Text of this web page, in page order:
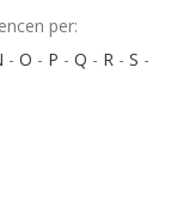
per:
- O - P - Q - R - S -